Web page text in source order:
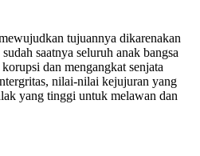
tujuannya dikarenakan
saatnya seluruh anak bangsa
dan mengangkat senjata
nilai-nilai kejujuran yang
yang tinggi untuk melawan dan